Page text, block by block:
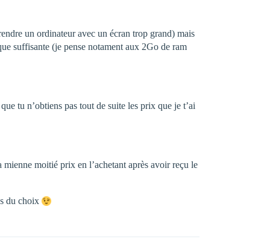
un ordinateur avec un écran trop grand) mais
suffisante (je pense notament aux 2Go de ram
tu n’obtiens pas tout de suite les prix que je t’ai
moitié prix en l’achetant après avoir reçu le
du choix